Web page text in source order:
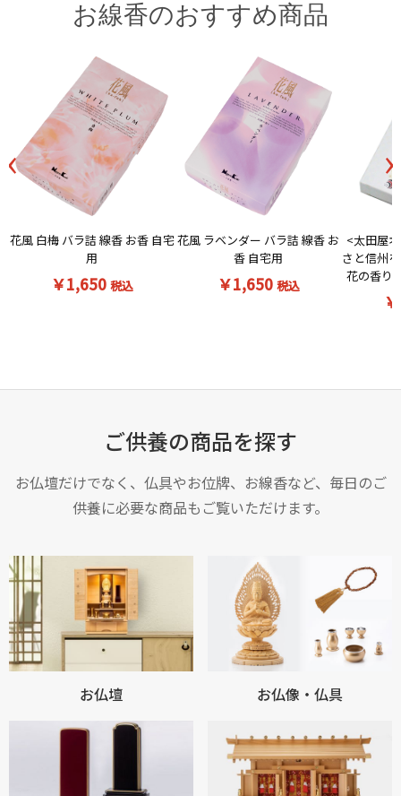
お線香のおすすめ商品
‹
花風 白梅 バラ詰 線香 お香 自宅
用
￥1,650 税込
花風 ラベンダー バラ詰 線香 お
香 自宅用
￥1,650 税込
<太田屋
さと信州
花の香り
›
ご供養の商品を探す
お仏壇だけでなく、仏具やお位牌、お線香など、毎日のご
供養に必要な商品もご覧いただけます。
お仏壇 お仏像・仏具